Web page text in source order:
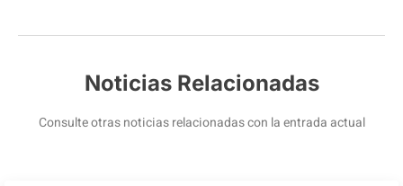
Noticias Relacionadas
Consulte otras noticias relacionadas con la entrada actual